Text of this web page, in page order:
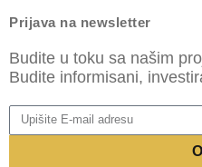
Prijava na newsletter
Budite u toku sa našim
Budite informisani,